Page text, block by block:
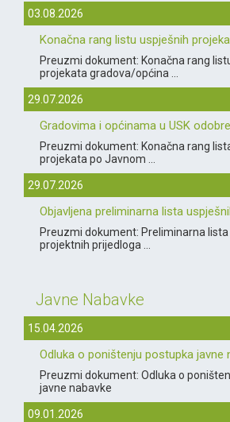
03.08.2026
Konačna rang listu uspješnih
Preuzmi dokument: Konačna rang
projekata gradova/općina ...
29.07.2026
Gradovima i općinama u USK
Preuzmi dokument: Konačna rang
projekata po Javnom ...
29.07.2026
Objavljena preliminarna lista
Preuzmi dokument: Preliminarna
projektnih prijedloga ...
Javne Nabavke
15.04.2026
Odluka o poništenju postupka javne
Preuzmi dokument: Odluka o
javne nabavke
09.01.2026